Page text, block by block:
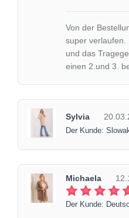
Von der
super verlaufen.
und das
einen 2.und 3.
Sylvia
Der Kunde:
Michaela
Der Kunde: